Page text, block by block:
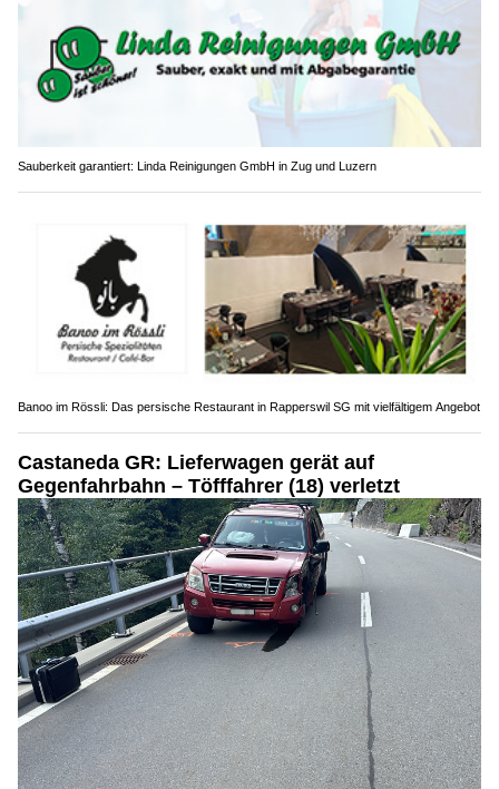
Sauberkeit garantiert: Linda Reinigungen GmbH in Zug und Luzern
Banoo im Rössli: Das persische Restaurant in Rapperswil SG mit vielfältigem Angebot
Castaneda GR: Lieferwagen gerät auf
Gegenfahrbahn – Töfffahrer (18) verletzt